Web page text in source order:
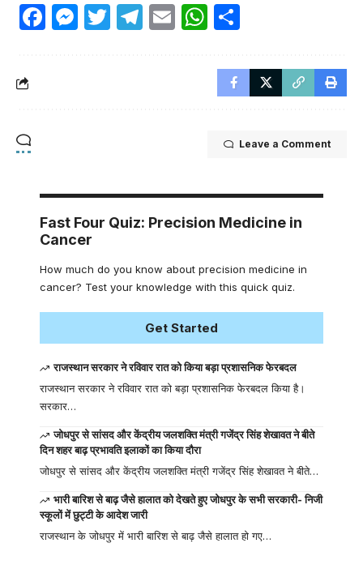
Facebook
Messenger
Twitter
Telegram
EmailWhatsApp
Leave a Comment
Fast Four Quiz: Precision Medicine in
Cancer
How much do you know about precision medicine in
cancer? Test your knowledge with this quick quiz.
Get Started
राजस्थान सरकार ने रविवार रात को किया बड़ा प्रशासनिक फेरबदल
राजस्थान सरकार ने रविवार रात को बड़ा प्रशासनिक फेरबदल किया है।
सरकार…
जोधपुर से सांसद और केंद्रीय जलशक्ति मंत्री गजेंद्र सिंह शेखावत ने बीते
दिन शहर बाढ़ प्रभावति इलाकों का किया दौरा
जोधपुर से सांसद और केंद्रीय जलशक्ति मंत्री गजेंद्र सिंह शेखावत ने बीते…
भारी बारिश से बाढ़ जैसे हालात को देखते हुए जोधपुर के सभी सरकारी- निजी
स्कूलों में छुट्टी के आदेश जारी
राजस्थान के जोधपुर में भारी बारिश से बाढ़ जैसे हालात हो गए…